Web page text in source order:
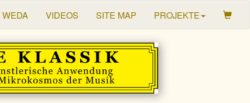
WEDA VIDEOS SITE MAP PROJEKTE